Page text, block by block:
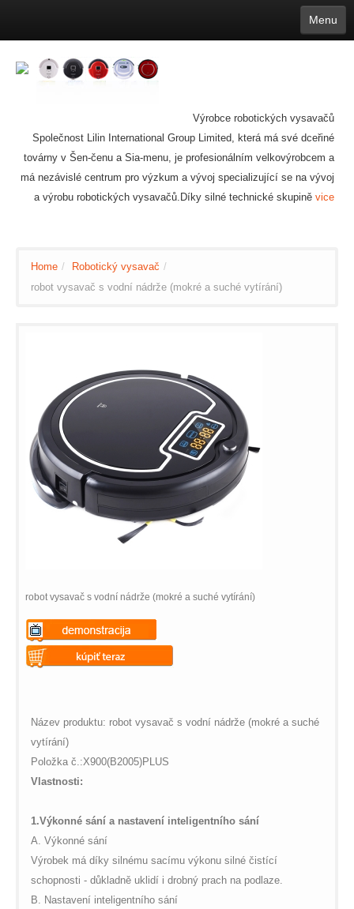
Menu
Deutsch
Português 日本語
Mongolian bāṅlā Norsk
Türkçe
Ўзбек тили
india Tiếng Việt íslenska Estonia
Bulgarian
Ukrainian
Slovenčina
Výrobce robotických vysavačů
Společnost Lilin International Group Limited, která má své dceřiné
továrny v Šen-čenu a Sia-menu, je profesionálním velkovýrobcem a
má nezávislé centrum pro výzkum a vývoj specializující se na vývoj
a výrobu robotických vysavačů.Díky silné technické skupině vice
Home / Robotický vysavač /
robot vysavač s vodní nádrže (mokré a suché vytírání)
robot vysavač s vodní nádrže (mokré a suché vytírání)
Warning
: Undefined variable
$vii_demo_video_text in
35
/web/m.liectroux-
global.com/includes/templates/theme100/templates/
on line
Název produktu: robot vysavač s vodní nádrže (mokré a suché
vytírání)
Položka č.:X900(B2005)PLUS
Vlastnosti:
1.Výkonné sání a nastavení inteligentního sání
A. Výkonné sání
Výrobek má díky silnému sacímu výkonu silné čistící
schopnosti - důkladně uklidí i drobný prach na podlaze.
B. Nastavení inteligentního sání